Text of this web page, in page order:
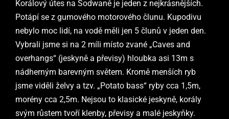
Korálový útes na Sodwaně je jeden z nejkrásnějších.
Potápí se z gumového motorového člunu. Kupodivu
nebylo moc lidí, na vodě měli jen 5 člunů v jeden den.
Vybrali jsme si na 2 míli místo zvané „Caves and
overhangs“ (jeskyně a převisy) hloubka asi 13m s
nádherným barevným světem. Kromě menších ryb
jsme viděli želvy a tzv. „Potato bass“ ryby cca 1,5m,
morény cca 2,5m. Nejsou to klasické jeskyně, korály
svým růstem tvoří klenby, převisy a malé jeskyňky.